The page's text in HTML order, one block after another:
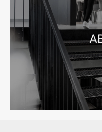
宁波制造业网站建设公司
2026-08-02 17:58:44
工厂短视频拍摄后，怎样